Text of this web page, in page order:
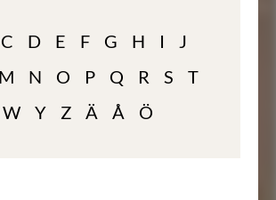
C D E F G H I
J
M N O P Q R S
T
W Y Z Ä Å Ö